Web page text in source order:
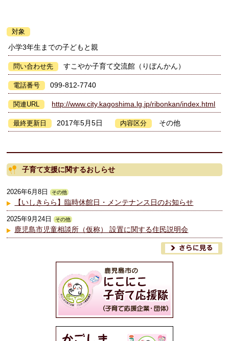
対象
小学3年生までの子どもと親
問い合わせ先 すこやか子育て交流館（りぼんかん）
電話番号 099-812-7740
関連URL http://www.city.kagoshima.lg.jp/ribonkan/index.html
最終更新日 2017年5月5日 内容区分 その他
子育て支援に関するおしらせ
2026年6月8日 その他
【いしきらら】臨時休館日・メンテナンス日のお知らせ
2025年9月24日 その他
鹿児島市児童相談所（仮称） 設置に関する住民説明会